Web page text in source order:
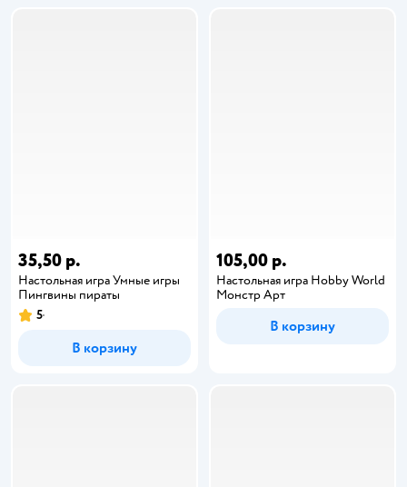
35,50 р.
Настольная игра Умные игры
Пингвины пираты
5
В корзину
105,00 р.
Настольная игра Hobby World
Монстр Арт
В корзину